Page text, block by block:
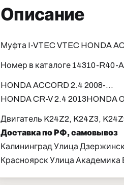
Описание
Муфта I-VTEC VTEC HONDA
Номер в каталоге 14310-R40-
HONDA ACCORD 2.4 2008-...
HONDA CR-V 2.4 2013HONDA
Двигатель K24Z2, K24Z3,
Доставка по РФ, самовывоз
Калининград Улица
Красноярск Улица Академика